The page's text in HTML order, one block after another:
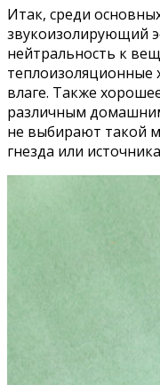
Итак, среди
звукоизолирующий
нейтральность к
теплоизоляционные
влаге. Также
различным
не выбирают такой
гнезда или